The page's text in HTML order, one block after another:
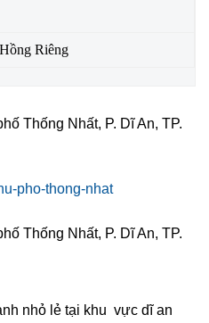
Riêng
Thống Nhất, P. Dĩ An, TP.
Thống Nhất, P. Dĩ An, TP.
nhỏ lẻ tại khu vực dĩ an